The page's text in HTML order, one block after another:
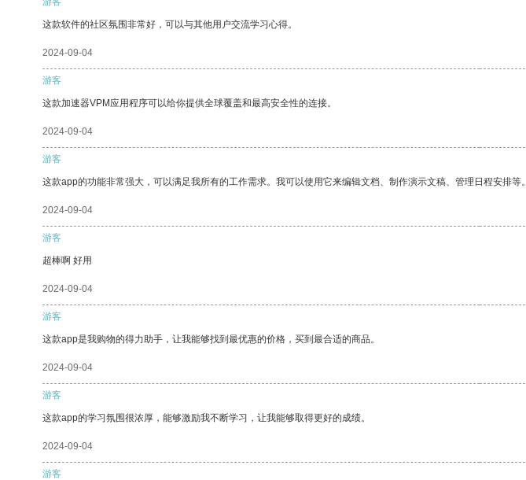
这款软件的社区氛围非常好，可以与其他用户交流学习心得。
2024-09-04
游客
这款加速器VPM应用程序可以给你提供全球覆盖和最高安全性的连接。
2024-09-04
游客
这款app的功能非常强大，可以满足我所有的工作需求。我可以使用它来编辑文档、制作演示文稿、管理日程安排等。
2024-09-04
游客
超棒啊 好用
2024-09-04
游客
这款app是我购物的得力助手，让我能够找到最优惠的价格，买到最合适的商品。
2024-09-04
游客
这款app的学习氛围很浓厚，能够激励我不断学习，让我能够取得更好的成绩。
2024-09-04
游客